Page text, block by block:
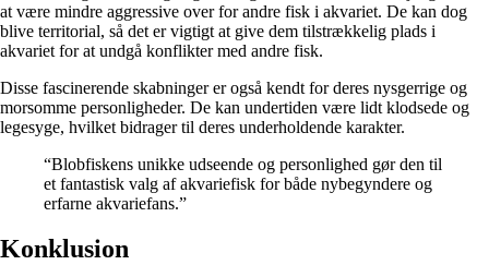
at være mindre aggressive over for andre fisk i akvariet. De kan dog
blive territorial, så det er vigtigt at give dem tilstrækkelig plads i
akvariet for at undgå konflikter med andre fisk.
Disse fascinerende skabninger er også kendt for deres nysgerrige og
morsomme personligheder. De kan undertiden være lidt klodsede og
legesyge, hvilket bidrager til deres underholdende karakter.
“Blobfiskens unikke udseende og personlighed gør den til
et fantastisk valg af akvariefisk for både nybegyndere og
erfarne akvariefans.”
Konklusion